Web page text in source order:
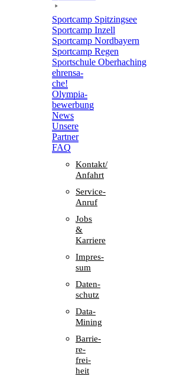
Sport­camp Spitzingsee
Sport­camp Inzell
Sport­camp Nordbayern
Sport­camp Regen
Sport­schule Oberhaching
ehren­sa­
che!
Olym­pia­
be­wer­bung
News
Unsere
Part­ner
FAQ
Kontakt/​​
Anfahrt
Service-
Anruf
Jobs
&
Karriere
Impres­
sum
Daten­
schutz
Data-
Mining
Barrie­
re­
frei­
heit